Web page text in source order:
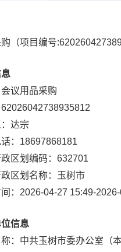
（项目编号:
会议用品采购
62026042738935812
达宗
： 18697868181
区划编码： 632701
区划名称：
玉树市
： 2026-04-27 15:49-
信息
： 中共玉树市委办公室（本